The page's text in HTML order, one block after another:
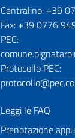
Numeri
Centralino: +39
Fax: +39 0776
PEC:
Protocollo PEC:
Leggi le FAQ
Prenotazione